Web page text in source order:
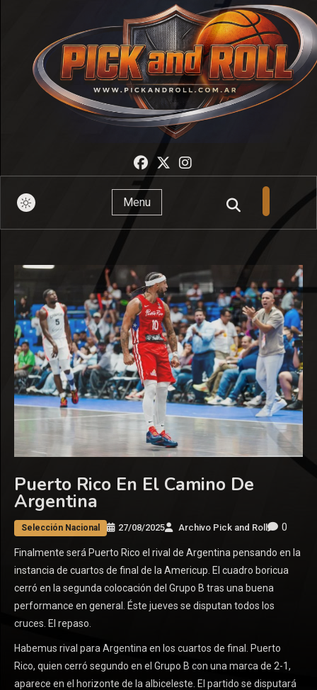
Pick And Roll
Menu
Puerto Rico En El Camino De
Argentina
Selección Nacional 27/08/2025 Archivo Pick and Roll 0
Finalmente será Puerto Rico el rival de Argentina pensando en la
instancia de cuartos de final de la Americup. El cuadro boricua
cerró en la segunda colocación del Grupo B tras una buena
performance en general. Éste jueves se disputan todos los
cruces. El repaso.
Habemus rival para Argentina en los cuartos de final. Puerto
Rico, quien cerró segundo en el Grupo B con una marca de 2-1,
aparece en el horizonte de la albiceleste. El partido se disputará